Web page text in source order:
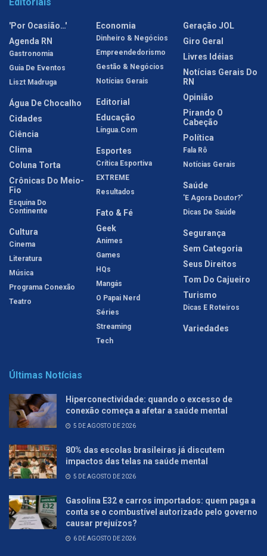
'Por Ocasião…'
Agenda RN
Gastronomia
Guia De Eventos
Liszt Madruga
Água De Chocalho
Cidades
Ciência
Clima
Coluna Torta
Crônicas Do Meio-
Fio
Esquina Do
Continente
Cultura
Cinema
Literatura
Música
Programa Conexão
Teatro
Economia
Dinheiro & Negócios
Empreendedorismo
Gestão & Negócios
Notícias Gerais
Editorial
Educação
Língua.com
Esportes
Crítica Esportiva
EXTREME
Resultados
Fato & Fé
Geek
Animes
Games
HQs
Mangás
O Papai Nerd
Séries
Streaming
Tech
Geração JOL
Giro Geral
Livres Idéias
Notícias Gerais Do
RN
Opinião
Pirando O
Cabeção
Política
Fala Rô
Notícias Gerais
Saúde
'E Agora Doutor?'
Dicas De Saúde
Segurança
Sem Categoria
Seus Direitos
Tom Do Cajueiro
Turismo
Dicas E Roteiros
Variedades
Últimas Notícias
Hiperconectividade: quando o excesso de
conexão começa a afetar a saúde mental
5 DE AGOSTO DE 2026
80% das escolas brasileiras já discutem
impactos das telas na saúde mental
5 DE AGOSTO DE 2026
Gasolina E32 e carros importados: quem paga a
conta se o combustível autorizado pelo governo
causar prejuízos?
6 DE AGOSTO DE 2026